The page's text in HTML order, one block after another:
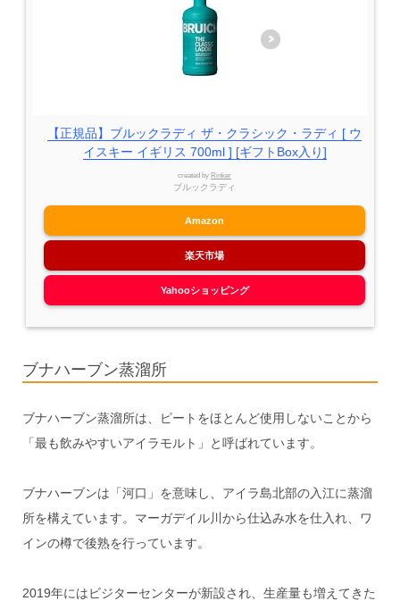
【正規品】ブルックラディ ザ・クラシック・ラディ [ ウ
イスキー イギリス 700ml ] [ギフトBox入り]
created by Rinker
ブルックラディ
Amazon
楽天市場
Yahooショッピング
ブナハーブン蒸溜所
ブナハーブン蒸溜所は、ピートをほとんど使用しないことから
「最も飲みやすいアイラモルト」と呼ばれています。
ブナハーブンは「河口」を意味し、アイラ島北部の入江に蒸溜
所を構えています。マーガデイル川から仕込み水を仕入れ、ワ
インの樽で後熟を行っています。
2019年にはビジターセンターが新設され、生産量も増えてきた